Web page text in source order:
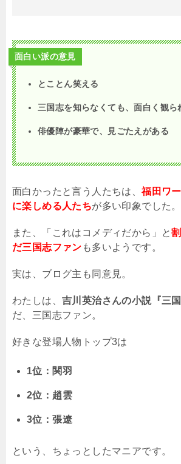
面白い派の意見
とことん笑える
三国志を知らなくても、面白く観ら
俳優陣が豪華で、見ごたえがある
面白かったと言う人たちは、福田ワ
に楽しめる人たちが多い印象でした。
また、「これはコメディだから」と
だ三国志ファン も多いようです。
実は、ブログ主も同意見。
わたしは、 吉川英治さんの小説『三
だ、三国志ファン。
好きな登場人物トップ3は
1位：関羽
2位：趙雲
3位：張遼
という、ちょっとしたマニアです。